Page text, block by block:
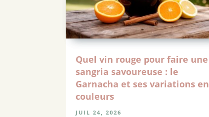
Quel vin rouge pour faire une
sangria savoureuse : le
Garnacha et ses variations en
couleurs
JUIL 24, 2026